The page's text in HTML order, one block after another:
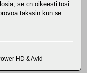
se on oikeesti tosi
takasin kun se
HD & Avid